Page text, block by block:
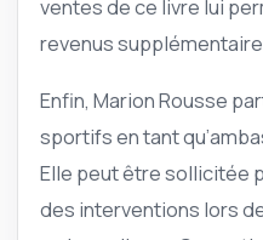
ventes de ce livre lui
revenus
Enfin, Marion Rousse
sportifs en tant
Elle peut être sollicitée
des interventions lors